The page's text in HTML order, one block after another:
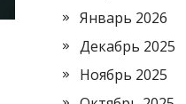
Январь 2026
Декабрь 2025
Ноябрь 2025